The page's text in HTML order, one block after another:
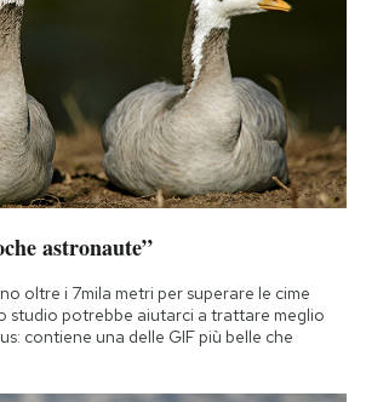
astronaute”
oltre i 7mila metri per superare le cime
studio potrebbe aiutarci a trattare meglio
contiene una delle GIF più belle che